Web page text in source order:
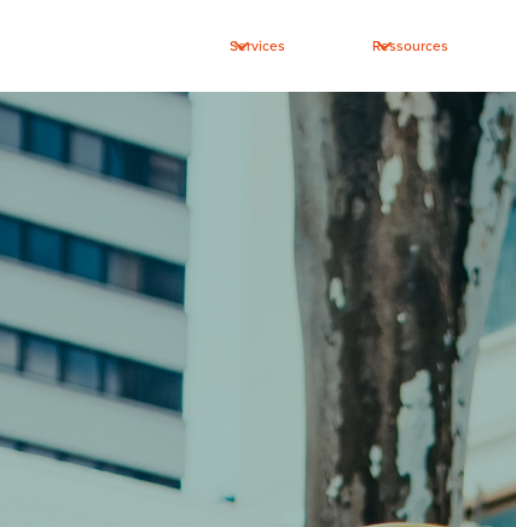
Services Ressources